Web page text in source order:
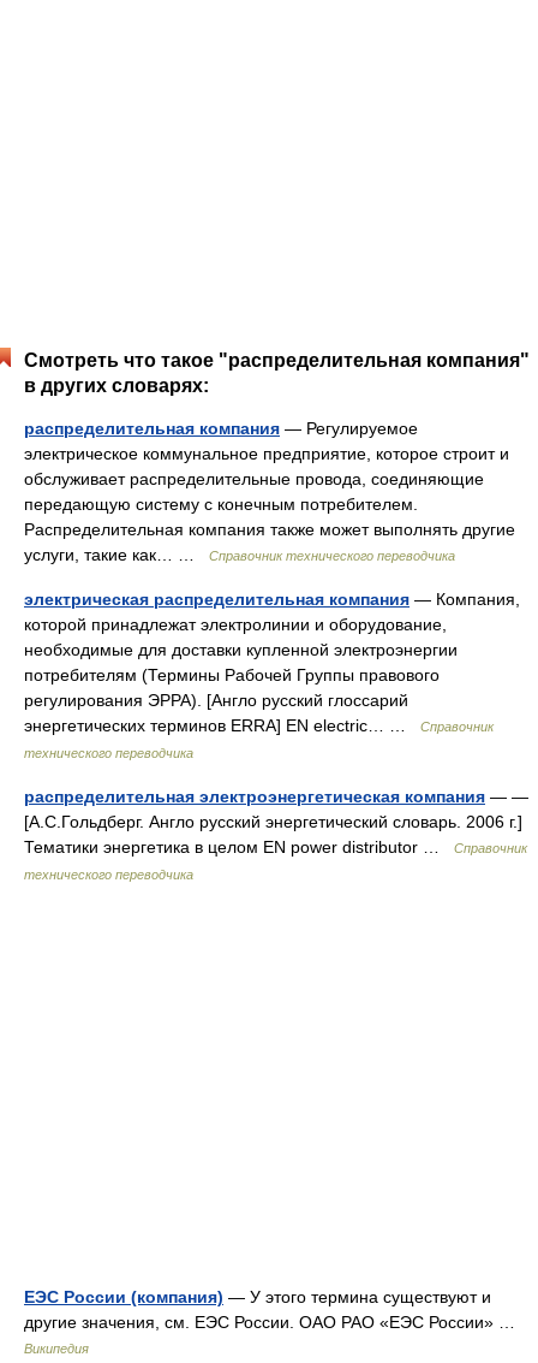
Смотреть что такое "распределительная компания"
в других словарях:
распределительная компания — Регулируемое
электрическое коммунальное предприятие, которое строит и
обслуживает распределительные провода, соединяющие
передающую систему с конечным потребителем.
Распределительная компания также может выполнять другие
услуги, такие как… …
Справочник технического переводчика
электрическая распределительная компания — Компания,
которой принадлежат электролинии и оборудование,
необходимые для доставки купленной электроэнергии
потребителям (Термины Рабочей Группы правового
регулирования ЭРРА). [Англо русский глосcарий
энергетических терминов ERRA] EN electric… …
Справочник
технического переводчика
распределительная электроэнергетическая компания — —
[А.С.Гольдберг. Англо русский энергетический словарь. 2006 г.]
Тематики энергетика в целом EN power distributor …
Справочник
технического переводчика
ЕЭС России (компания) — У этого термина существуют и
другие значения, см. ЕЭС России. ОАО РАО «ЕЭС России» …
Википедия